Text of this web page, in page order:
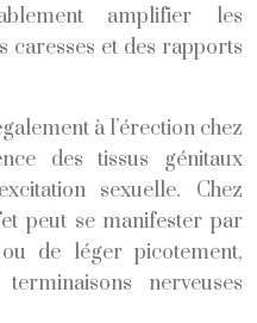
amplifier les
caresses et des rapports
à l’érection chez
des tissus génitaux
sexuelle. Chez
peut se manifester par
de léger picotement,
nerveuses